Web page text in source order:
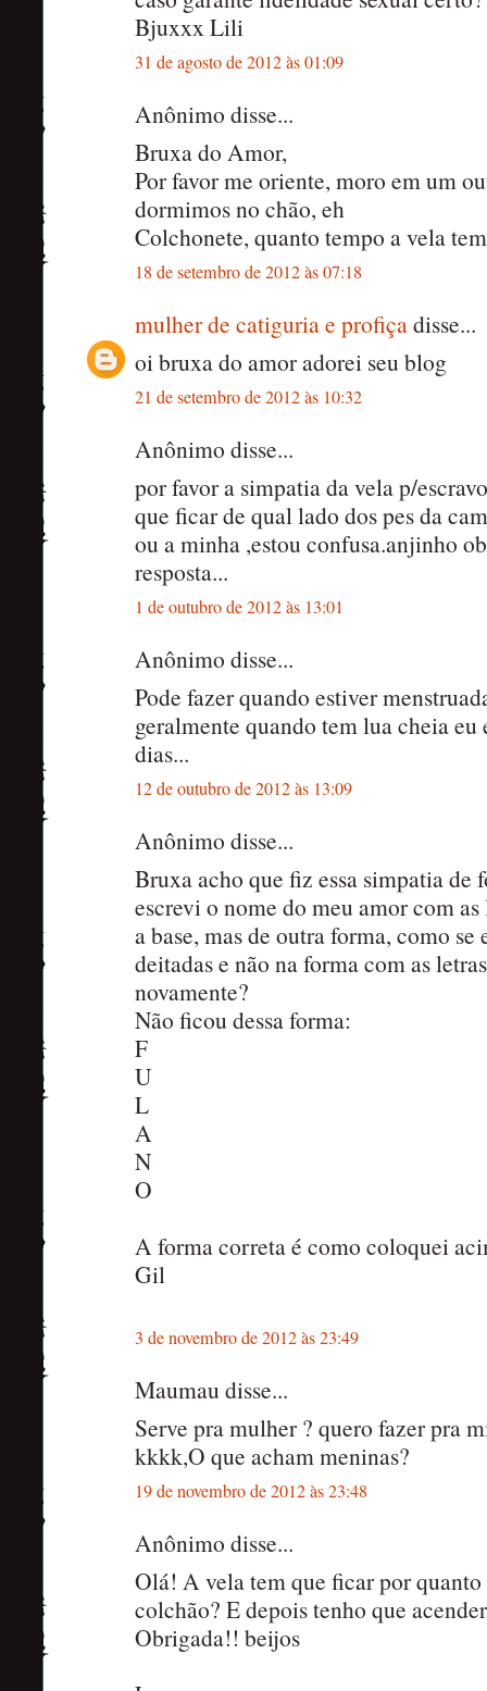
Bjuxxx Lili
31 de agosto de 2012 às 01:09
Anônimo disse...
Bruxa do Amor,
Por favor me oriente, moro em um
dormimos no chão, eh
Colchonete, quanto tempo a vela
18 de setembro de 2012 às 07:18
mulher de catiguria e profiçadisse...
oi bruxa do amor adorei seu blog
21 de setembro de 2012 às 10:32
Anônimo disse...
por favor a simpatia da vela p/
que ficar de qual lado dos pes da
ou a minha ,estou confusa.anjinho
resposta...
1 de outubro de 2012 às 13:01
Anônimo disse...
Pode fazer quando estiver
geralmente quando tem lua cheia eu
dias...
12 de outubro de 2012 às 13:09
Anônimo disse...
Bruxa acho que fiz essa simpatia de
escrevi o nome do meu amor com
a base, mas de outra forma, como se
deitadas e não na forma com as
novamente?
Não ficou dessa forma:
F
U
L
A
N
O
A forma correta é como coloquei
Gil
3 de novembro de 2012 às 23:49
Maumau disse...
Serve pra mulher ? quero fazer pra
kkkk,O que acham meninas?
19 de novembro de 2012 às 23:48
Anônimo disse...
Olá! A vela tem que ficar por
colchão? E depois tenho que
Obrigada!! beijos